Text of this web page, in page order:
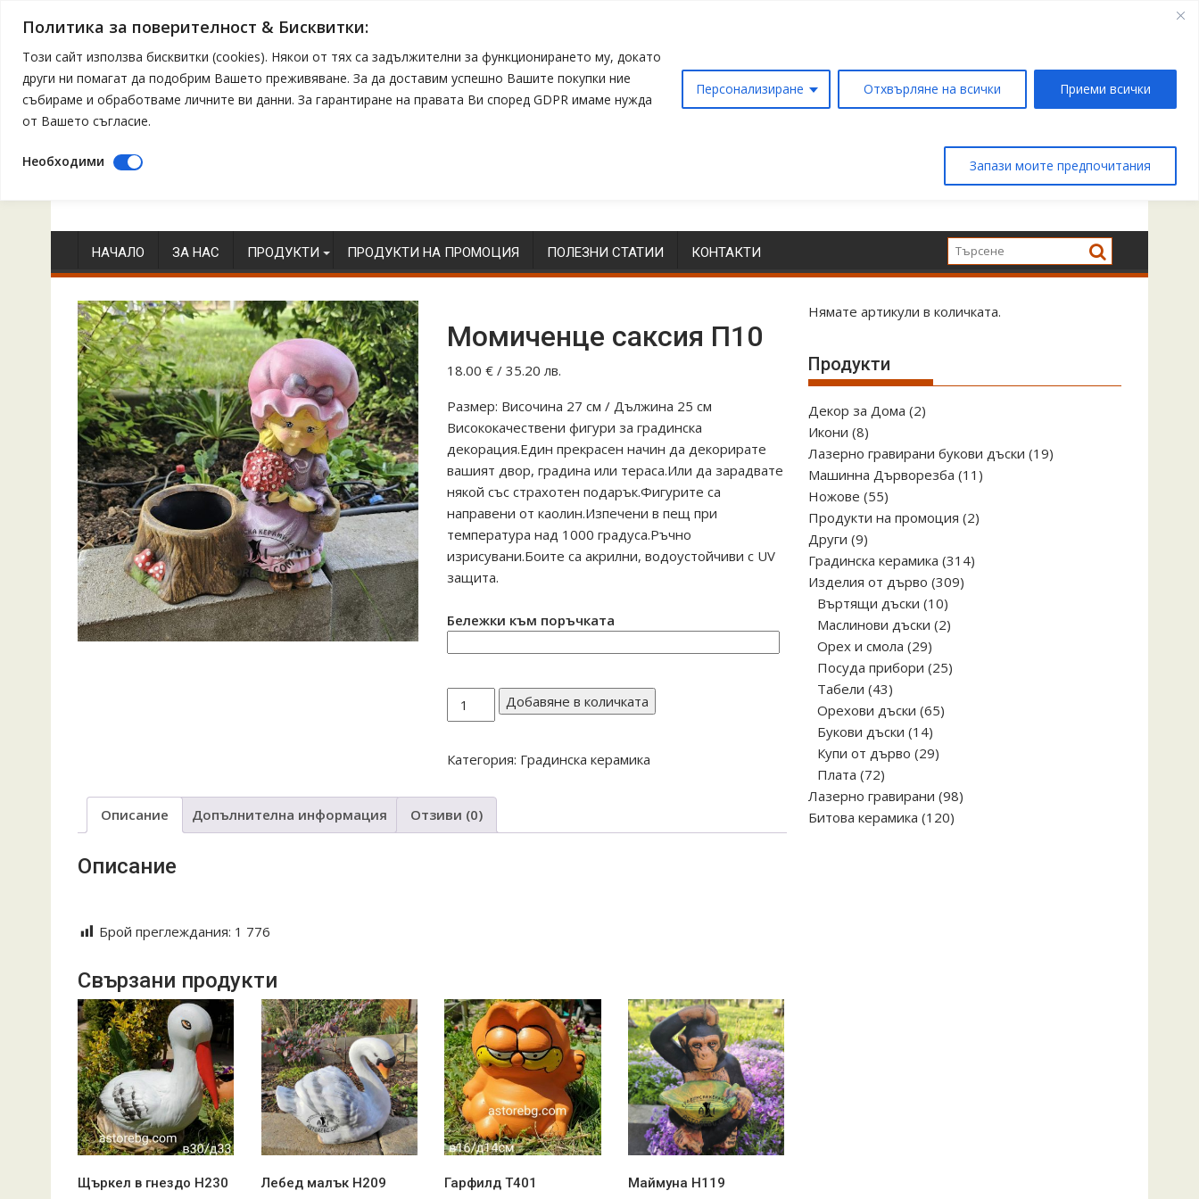
Политика за поверителност & Бисквитки:
Този сайт използва бисквитки (cookies). Някои от тях са задължителни за функционирането му, докато
други ни помагат да подобрим Вашето преживяване. За да доставим успешно Вашите покупки ние
събираме и обработваме личните ви данни. За гарантиране на правата Ви според GDPR имаме нужда
от Вашето съгласие.
Персонализиране Отхвърляне на всички Приеми всички
Необходими Запази моите предпочитания
to
contentНАЧАЛО ЗА НАС ПРОДУКТИ ПРОДУКТИ НА ПРОМОЦИЯ ПОЛЕЗНИ СТАТИИ КОНТАКТИ
Момиченце саксия П10
18.00 €/ 35.20 лв.
Размер: Височина 27 см / Дължина 25 см
Висококачествени фигури за градинска
декорация.Един прекрасен начин да декорирате
вашият двор, градина или тераса.Или да зарадвате
някой със страхотен подарък.Фигурите са
направени от каолин.Изпечени в пещ при
температура над 1000 градуса.Ръчно
изрисувани.Боите са акрилни, водоустойчиви с UV
защита.
Бележки към поръчката
количество
за
саксия
Добавяне в количката
Категория: Градинска керамика
Описание Допълнителна информация Отзиви (0)
Описание
Брой преглеждания: 1 776
Свързани продукти
Щъркел в гнездо Н230
Лебед малък Н209
Гарфилд Т401
Маймуна Н119
Нямате артикули в количката.
Продукти
Декор за Дома 22
Икони 88
продукта
Лазерно гравирани букови дъски 1919
Машинна Дърворезба 11 11
Ножове 5555
продукта
Продукти на промоция 22
Други 99
продукта
Градинска керамика 314314
Изделия от дърво 309309
Въртящи дъски 1010
продукта
Маслинови дъски 22
Орех и смола 2929
продукта
Посуда прибори 2525
Табели 4343
продукта
Орехови дъски 6565
Букови дъски 1414
продукта
Купи от дърво 2929
Плата 7272
продукта
Лазерно гравирани 9898
Битова керамика 120120